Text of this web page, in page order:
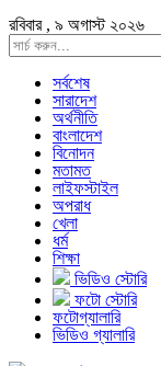
রবিবার , ৯ অগাস্ট ২০২৬
সর্বশেষ
সারাদেশ
অর্থনীতি
বাংলাদেশ
বিনোদন
মতামত
লাইফস্টাইল
অপরাধ
খেলা
ধর্ম
শিক্ষা
ভিডিও স্টোরি
ফটো স্টোরি
ফটোগ্যালারি
ভিডিও গ্যালারি